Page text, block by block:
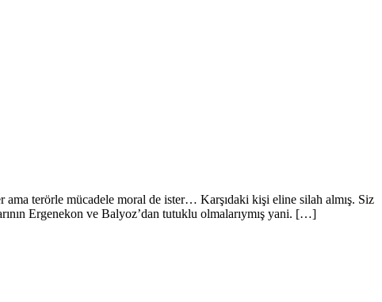
terörle mücadele moral de ister… Karşıdaki kişi eline silah almış. Siz
Ergenekon ve Balyoz’dan tutuklu olmalarıymış yani. […]